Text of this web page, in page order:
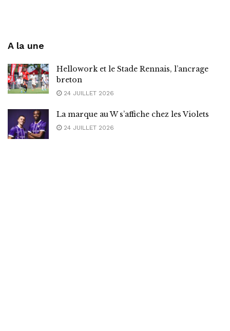
A la une
Hellowork et le Stade Rennais, l’ancrage
breton
24 JUILLET 2026
La marque au W s’affiche chez les Violets
24 JUILLET 2026